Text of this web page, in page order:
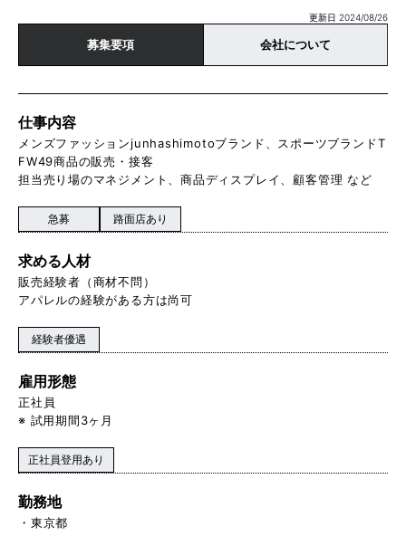
更新日 2024/08/26
募集要項 会社について
仕事内容
メンズファッションjunhashimotoブランド、スポーツブランドT
FW49商品の販売・接客
担当売り場のマネジメント、商品ディスプレイ、顧客管理 など
急募 路面店あり
求める人材
販売経験者（商材不問）
アパレルの経験がある方は尚可
経験者優遇
雇用形態
正社員
※ 試用期間3ヶ月
正社員登用あり
勤務地
東京都